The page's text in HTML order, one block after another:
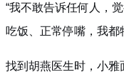
“我不敢告诉任何人，
吃饭、正常停嘴，我都
找到胡燕医生时，小雅